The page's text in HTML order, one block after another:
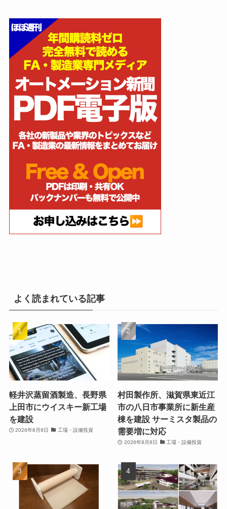
よく読まれている記事
軽井沢蒸留酒製造、長野県
上田市にウイスキー新工場
を建設
2026年8月8日 工場・設備投資
村田製作所、滋賀県東近江
市の八日市事業所に新生産
棟を建設 サーミスタ製品の
需要増に対応
2026年8月8日 工場・設備投資